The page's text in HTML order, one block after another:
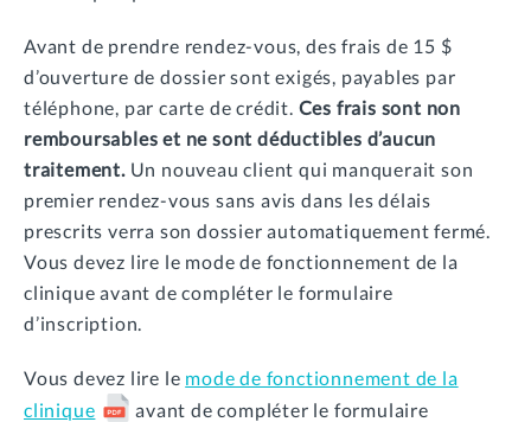
Avant de prendre rendez-vous, des frais de 15 $
d’ouverture de dossier sont exigés, payables par
téléphone, par carte de crédit. Ces frais sont non
remboursables et ne sont déductibles d’aucun
traitement.Un nouveau client qui manquerait son
premier rendez-vous sans avis dans les délais
prescrits verra son dossier automatiquement fermé.
Vous devez lire le mode de fonctionnement de la
clinique avant de compléter le formulaire
d’inscription.
Vous devez lire le mode de fonctionnement de la
clinique
avant de compléter le formulaire